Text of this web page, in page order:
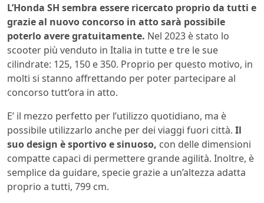
L’Honda SH sembra essere ricercato proprio da tutti e
grazie al nuovo concorso in atto sarà possibile
poterlo avere gratuitamente. Nel 2023 è stato lo
scooter più venduto in Italia in tutte e tre le sue
cilindrate: 125, 150 e 350. Proprio per questo motivo, in
molti si stanno affrettando per poter partecipare al
concorso tutt’ora in atto.
E’ il mezzo perfetto per l’utilizzo quotidiano, ma è
possibile utilizzarlo anche per dei viaggi fuori città. Il
suo design è sportivo e sinuoso, con delle dimensioni
compatte capaci di permettere grande agilità. Inoltre, è
semplice da guidare, specie grazie a un’altezza adatta
proprio a tutti, 799 cm.